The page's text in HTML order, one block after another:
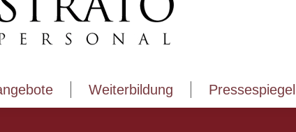
Weiterbildung Pressespiegel